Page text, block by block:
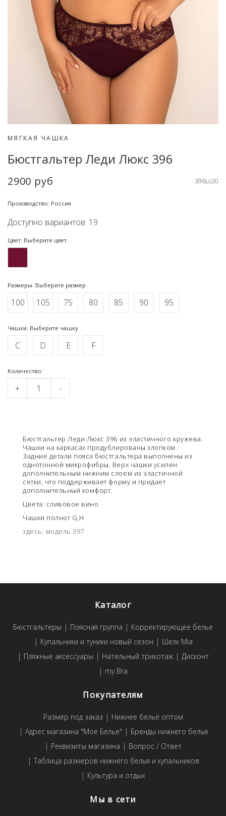
МЯГКАЯ ЧАШКА
Бюстгальтер Леди Люкс 396
2900 руб 396LL00
Производство: Россия
Доступно вариантов: 19
Цвет: Выберите цвет
Размеры: Выберите размер
100 105 75 80 85 90 95
Чашки: Выберите чашку
C D E F
Kоличество:
+ -
Бюстгальтер Леди Люкс 396 из эластичного кружева.
Чашки на каркасах продублированы хлопком.
Задние детали пояса бюстгальтера выполнены из
однотонной микрофибры. Верх чашки усилен
дополнительным нижним слоем из эластичной
сетки, что поддерживает форму и придает
дополнительный комфорт.
Цвета: сливовое вино
Чашки полнот G,H
здесь: модель 397
Каталог
Бюстгальтеры Поясная группа
Корректирующее белье
Купальники и туники новый сезон
Шелк Mia
Пляжные аксессуары
Нательный трикотаж
Дисконт
my Bra
Покупателям
Размер под заказ
Нижнее бельё оптом
Адрес магазина "Мое Белье"
Бренды нижнего белья
Реквизиты магазина
Вопрос / Ответ
Таблица размеров нижнего белья и купальников
Культура и отдых
Мы в сети